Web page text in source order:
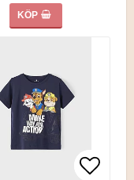
KÖP